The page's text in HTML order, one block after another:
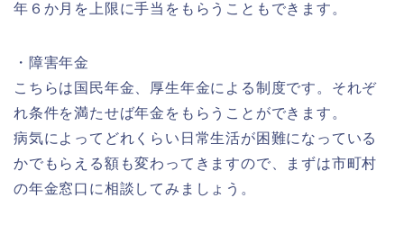
年６か月を上限に手当をもらうこともできます。
・障害年金
こちらは国民年金、厚生年金による制度です。それぞ
れ条件を満たせば年金をもらうことができます。
病気によってどれくらい日常生活が困難になっている
かでもらえる額も変わってきますので、まずは市町村
の年金窓口に相談してみましょう。